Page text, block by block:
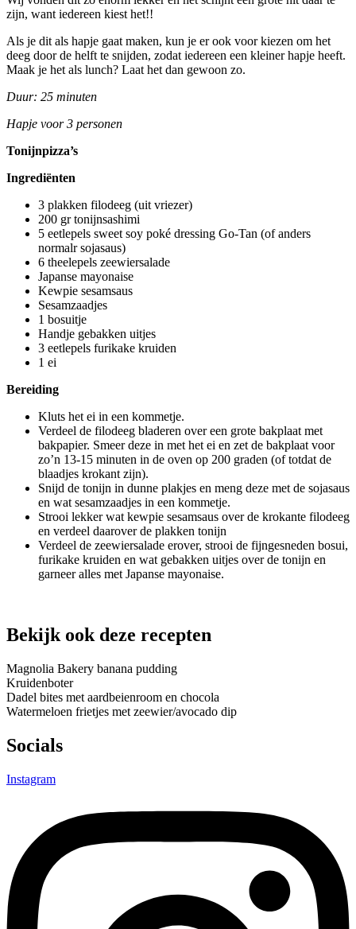
zijn, want iedereen kiest het!!
Als je dit als hapje gaat maken, kun je er ook voor kiezen om het
deeg door de helft te snijden, zodat iedereen een kleiner hapje heeft.
Maak je het als lunch? Laat het dan gewoon zo.
Duur: 25 minuten
Hapje voor 3 personen
Tonijnpizza’s
Ingrediënten
3 plakken filodeeg (uit vriezer)
200 gr tonijnsashimi
5 eetlepels sweet soy poké dressing Go-Tan (of anders
normalr sojasaus)
6 theelepels zeewiersalade
Japanse mayonaise
Kewpie sesamsaus
Sesamzaadjes
1 bosuitje
Handje gebakken uitjes
3 eetlepels furikake kruiden
1 ei
Bereiding
Kluts het ei in een kommetje.
Verdeel de filodeeg bladeren over een grote bakplaat met
bakpapier. Smeer deze in met het ei en zet de bakplaat voor
zo’n 13-15 minuten in de oven op 200 graden (of totdat de
blaadjes krokant zijn).
Snijd de tonijn in dunne plakjes en meng deze met de sojasaus
en wat sesamzaadjes in een kommetje.
Strooi lekker wat kewpie sesamsaus over de krokante filodeeg
en verdeel daarover de plakken tonijn
Verdeel de zeewiersalade erover, strooi de fijngesneden bosui,
furikake kruiden en wat gebakken uitjes over de tonijn en
garneer alles met Japanse mayonaise.
Bekijk ook deze recepten
Magnolia Bakery banana pudding
Kruidenboter
Dadel bites met aardbeienroom en chocola
Watermeloen frietjes met zeewier/avocado dip
Socials
Instagram